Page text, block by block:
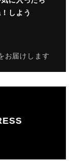
しよう
お届けします